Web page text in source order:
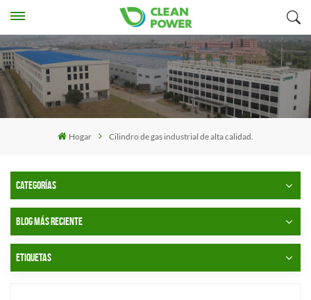
Hogar Cilindro de gas industrial de alta calidad.
CATEGORÍAS
BLOG MÁS RECIENTE
ETIQUETAS